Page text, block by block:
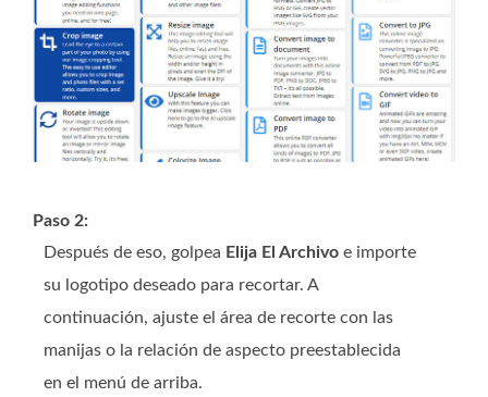
Paso 2:
Después de eso, golpea Elija El Archivo e importe
su logotipo deseado para recortar. A
continuación, ajuste el área de recorte con las
manijas o la relación de aspecto preestablecida
en el menú de arriba.